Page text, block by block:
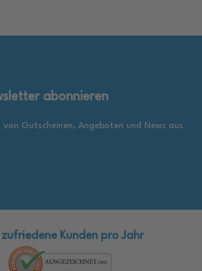
abonnieren
Gutscheinen, Angeboten und News aus
Kunden pro Jahr